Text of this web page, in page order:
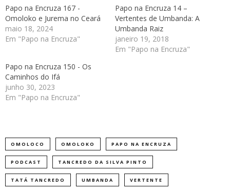
Papo na Encruza 167 -
Omoloko e Jurema no Ceará
maio 18, 2024
Em "Papo na Encruza"
Papo na Encruza 14 –
Vertentes de Umbanda: A
Umbanda Raiz
janeiro 19, 2018
Em "Papo na Encruza"
Papo na Encruza 150 - Os
Caminhos do Ifá
junho 30, 2023
Em "Papo na Encruza"
OMOLOCO OMOLOKO PAPO NA ENCRUZA
PODCAST TANCREDO DA SILVA PINTO
TATÁ TANCREDO UMBANDA VERTENTE